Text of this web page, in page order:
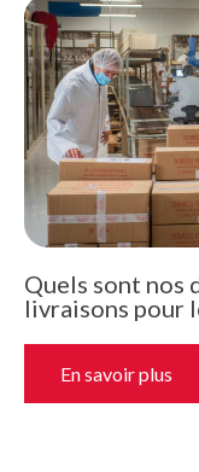
Quels sont nos
livraisons pour
En savoir plus